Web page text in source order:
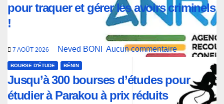
pour traquer et gérer les avoirs criminels
!
7 AOÛT 2026 Neved BONI Aucun commentaire
BOURSE D'ÉTUDE BÉNIN
Jusqu’à 300 bourses d’études pour
étudier à Parakou à prix réduits